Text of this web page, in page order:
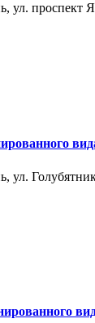
ул. проспект
ул.